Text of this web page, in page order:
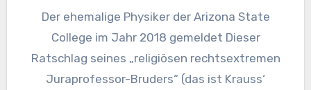
Der ehemalige Physiker der Arizona State
College im Jahr 2018 gemeldet Dieser
Ratschlag seines „religiösen rechtsextremen
Juraprofessor-Bruders“ (das ist Krauss‘